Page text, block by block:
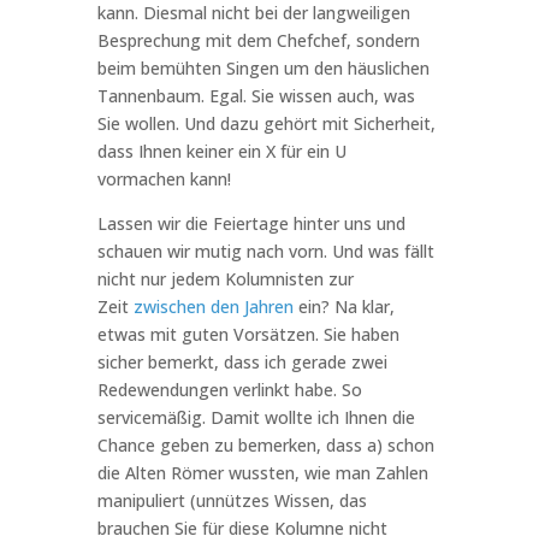
kann. Diesmal nicht bei der langweiligen
Besprechung mit dem Chefchef, sondern
beim bemühten Singen um den häuslichen
Tannenbaum. Egal. Sie wissen auch, was
Sie wollen. Und dazu gehört mit Sicherheit,
dass Ihnen keiner ein X für ein U
vormachen kann!
Lassen wir die Feiertage hinter uns und
schauen wir mutig nach vorn. Und was fällt
nicht nur jedem Kolumnisten zur
Zeit zwischen den Jahren ein? Na klar,
etwas mit guten Vorsätzen. Sie haben
sicher bemerkt, dass ich gerade zwei
Redewendungen verlinkt habe. So
servicemäßig. Damit wollte ich Ihnen die
Chance geben zu bemerken, dass a) schon
die Alten Römer wussten, wie man Zahlen
manipuliert (unnützes Wissen, das
brauchen Sie für diese Kolumne nicht